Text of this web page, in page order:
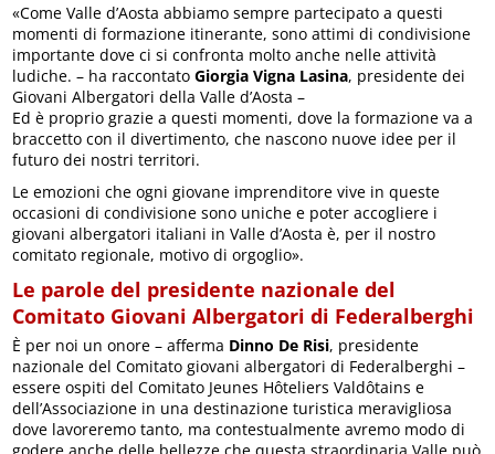
«Come Valle d’Aosta abbiamo sempre partecipato a questi
momenti di formazione itinerante, sono attimi di condivisione
importante dove ci si confronta molto anche nelle attività
ludiche. – ha raccontatoGiorgia Vigna Lasina, presidente dei
Giovani Albergatori della Valle d’Aosta –
Ed è proprio grazie a questi momenti, dove la formazione va a
braccetto con il divertimento, che nascono nuove idee per il
futuro dei nostri territori.
Le emozioni che ogni giovane imprenditore vive in queste
occasioni di condivisione sono uniche e poter accogliere i
giovani albergatori italiani in Valle d’Aosta è, per il nostro
comitato regionale, motivo di orgoglio».
Le parole del presidente nazionale del
Comitato Giovani Albergatori di Federalberghi
È per noi un onore – afferma Dinno De Risi, presidente
nazionale del Comitato giovani albergatori di Federalberghi –
essere ospiti del Comitato Jeunes Hôteliers Valdôtains e
dell’Associazione in una destinazione turistica meravigliosa
dove lavoreremo tanto, ma contestualmente avremo modo di